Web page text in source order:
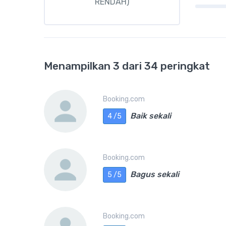
Menampilkan 3 dari 34 peringkat
Booking.com
4 /5
Baik sekali
Booking.com
5 /5
Bagus sekali
Booking.com